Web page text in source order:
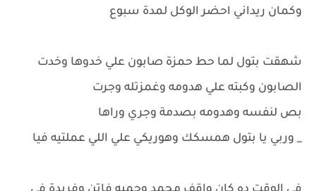
وكمان ريداني احضر الوكل لمدة سبوع
شهقت بتول لما حط حمزة صابون علي خدوها وخدت
الصابون وكبته علي هدومه وغمزتله وجرت
بص لنفسه وهدومه بصدمة وجري وراها
_ وربي يا بتول همسكك وهوريكي علي اللي عملتيه فيا